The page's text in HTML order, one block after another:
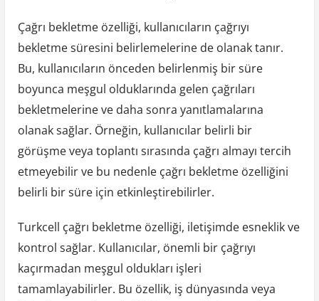
Çağrı bekletme özelliği, kullanıcıların çağrıyı
bekletme süresini belirlemelerine de olanak tanır.
Bu, kullanıcıların önceden belirlenmiş bir süre
boyunca meşgul olduklarında gelen çağrıları
bekletmelerine ve daha sonra yanıtlamalarına
olanak sağlar. Örneğin, kullanıcılar belirli bir
görüşme veya toplantı sırasında çağrı almayı tercih
etmeyebilir ve bu nedenle çağrı bekletme özelliğini
belirli bir süre için etkinleştirebilirler.
Turkcell çağrı bekletme özelliği, iletişimde esneklik ve
kontrol sağlar. Kullanıcılar, önemli bir çağrıyı
kaçırmadan meşgul oldukları işleri
tamamlayabilirler. Bu özellik, iş dünyasında veya